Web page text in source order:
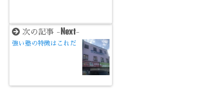
次の記事 - Next-
強い塾の特徴はこれだ